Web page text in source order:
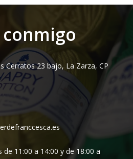
Cerratos 23 bajo, La Zarza, CP
11:00 a 14:00 y de 18:00 a